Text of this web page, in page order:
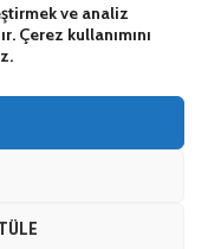
ve analiz
Çerez kullanımını
contact form”]